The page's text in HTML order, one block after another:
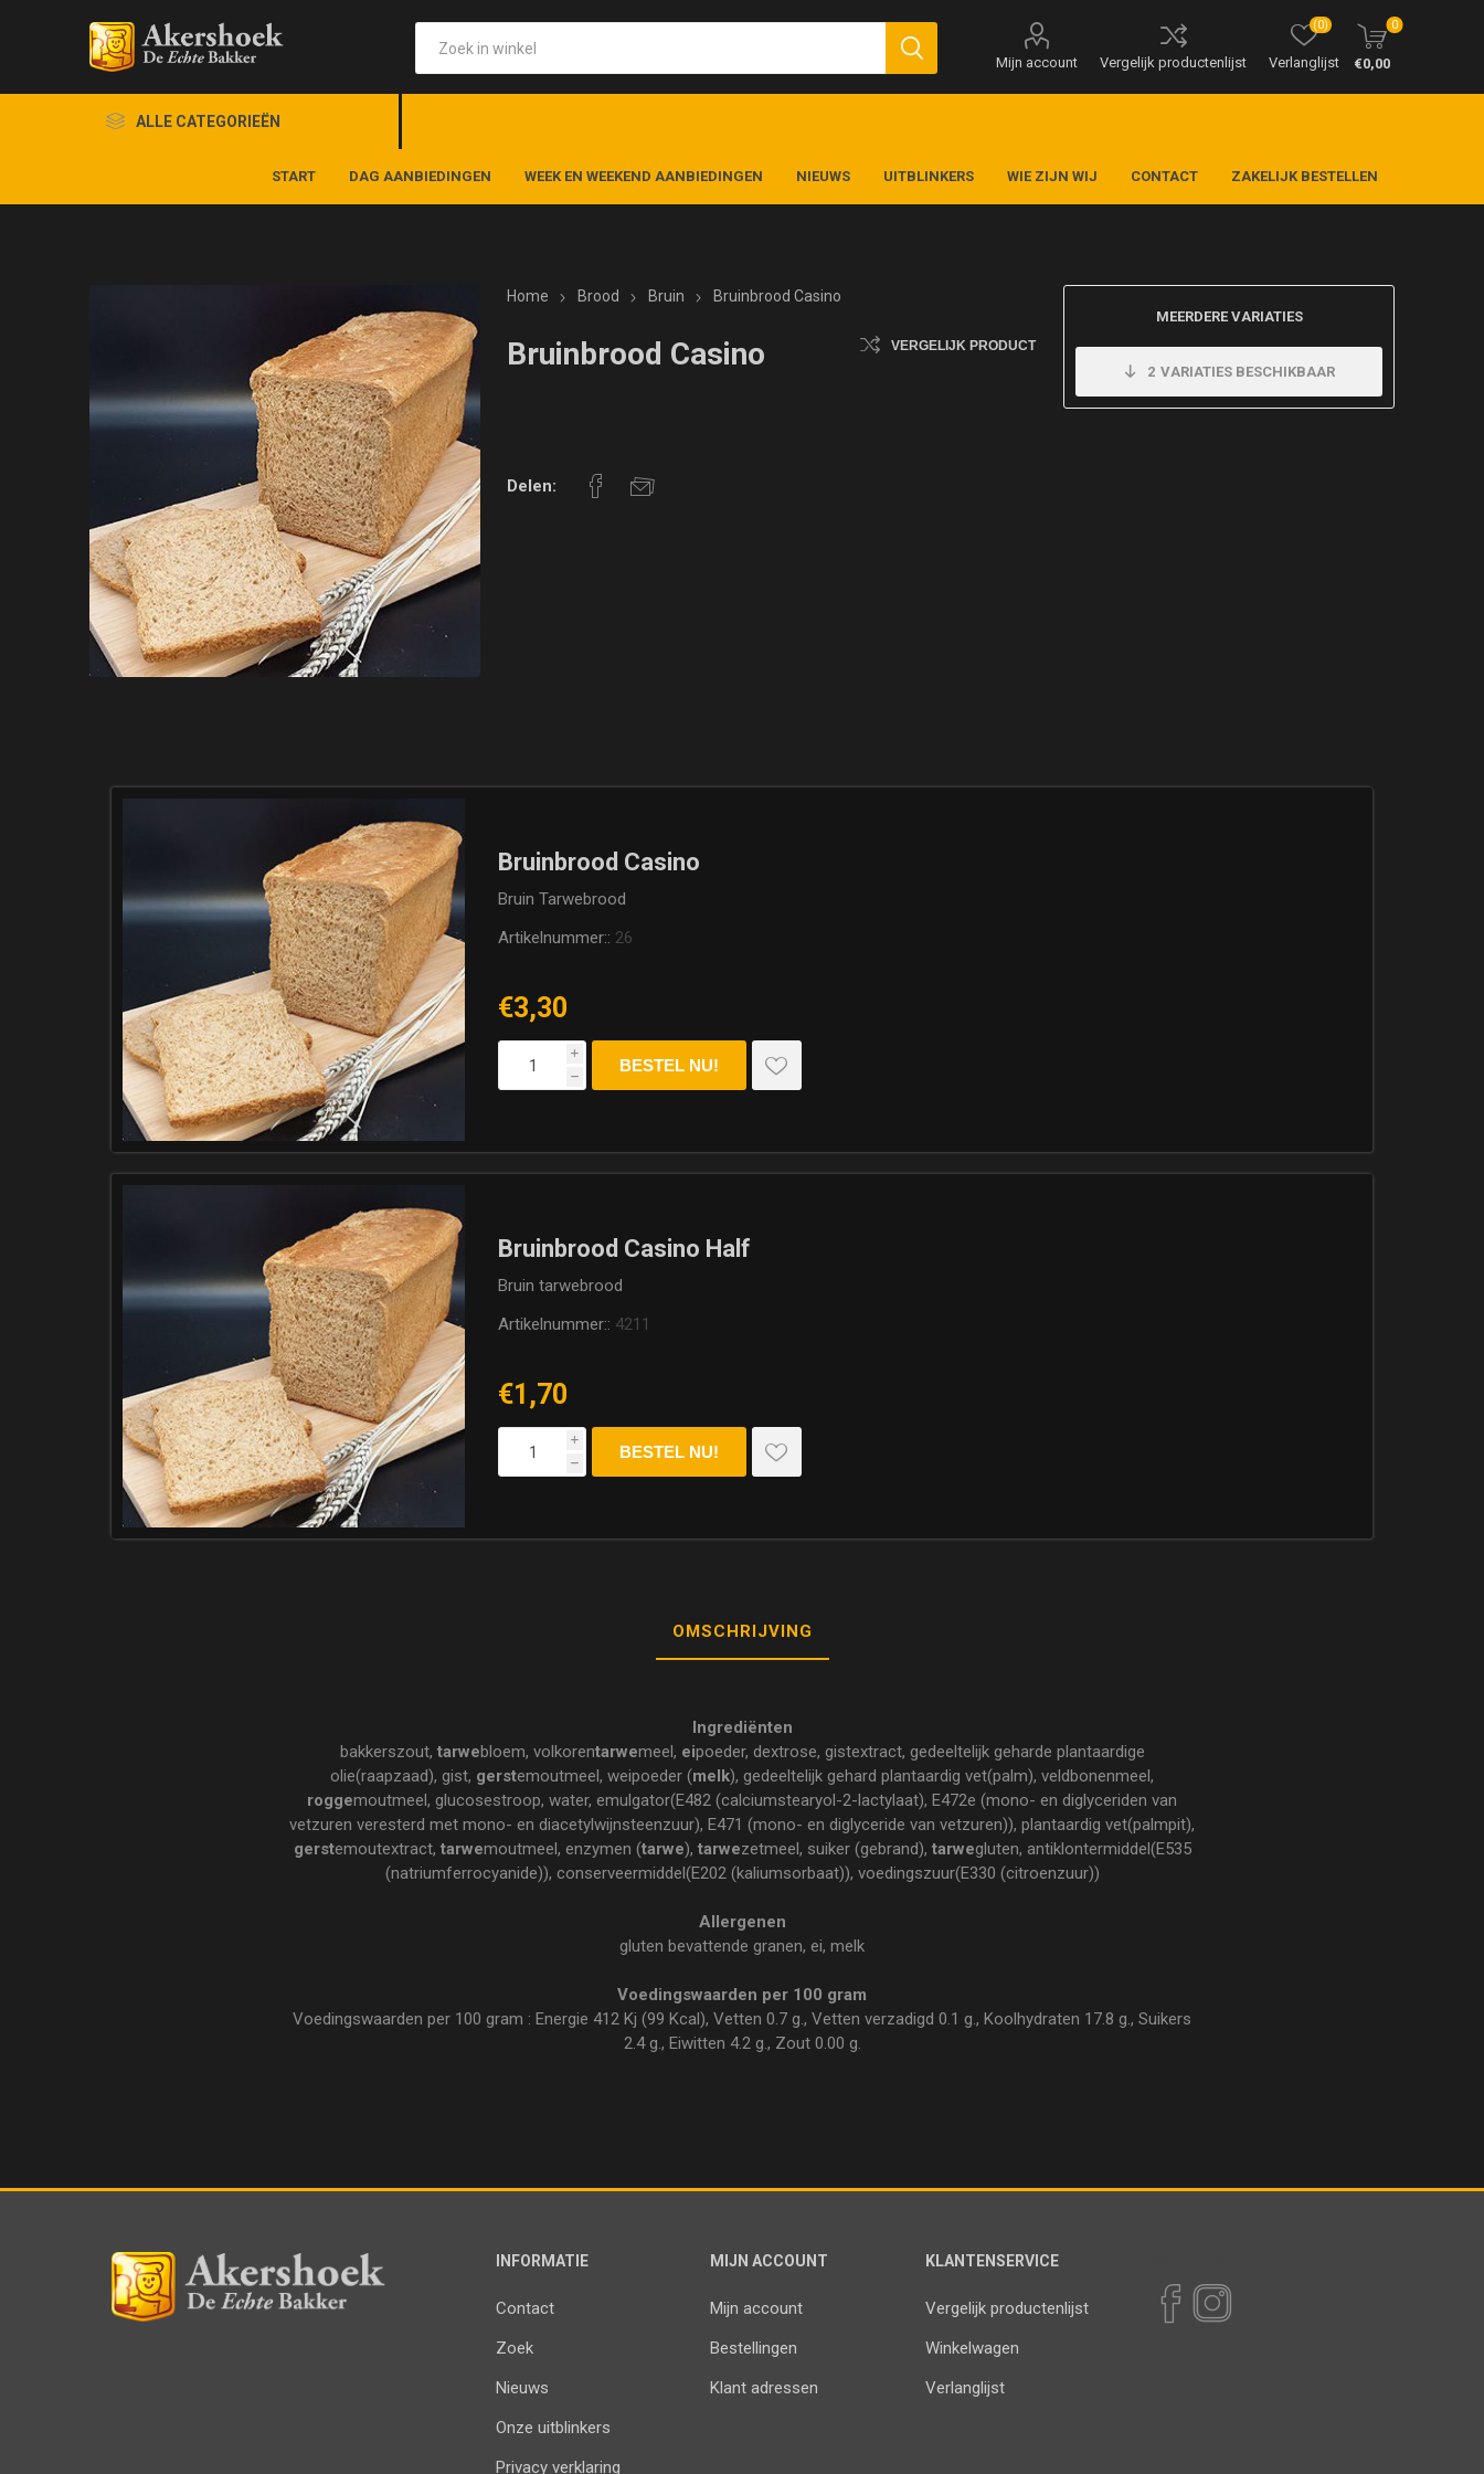
Mijn account Vergelijk productenlijst Verlanglijst
(0) 0
€0,00
ALLE CATEGORIEËN
START DAG AANBIEDINGEN WEEK EN WEEKEND AANBIEDINGEN NIEUWS UITBLINKERS WIE ZIJN WIJ CONTACT ZAKELIJK BESTELLEN
Home Brood Bruin Bruinbrood Casino
Bruinbrood Casino VERGELIJK PRODUCT
MEERDERE VARIATIES
2 VARIATIES BESCHIKBAAR
Delen:
Bruinbrood Casino
Bruin Tarwebrood
Artikelnummer:: 26
€3,30
i
h
Bruinbrood Casino Half
Bruin tarwebrood
Artikelnummer:: 4211
€1,70
i
h
OMSCHRIJVING
Ingrediënten
bakkerszout, tarwebloem, volkorentarwemeel, eipoeder, dextrose, gistextract, gedeeltelijk geharde plantaardige
olie(raapzaad), gist, gerstemoutmeel, weipoeder (melk), gedeeltelijk gehard plantaardig vet(palm), veldbonenmeel,
roggemoutmeel, glucosestroop, water, emulgator(E482 (calciumstearyol-2-lactylaat), E472e (mono- en diglyceriden van
vetzuren veresterd met mono- en diacetylwijnsteenzuur), E471 (mono- en diglyceride van vetzuren)), plantaardig vet(palmpit),
gerstemoutextract, tarwemoutmeel, enzymen (tarwe), tarwezetmeel, suiker (gebrand), tarwegluten, antiklontermiddel(E535
(natriumferrocyanide)), conserveermiddel(E202 (kaliumsorbaat)), voedingszuur(E330 (citroenzuur))
Allergenen
gluten bevattende granen, ei, melk
Voedingswaarden per 100 gram
Voedingswaarden per 100 gram : Energie 412 Kj (99 Kcal), Vetten 0.7 g., Vetten verzadigd 0.1 g., Koolhydraten 17.8 g., Suikers
2.4 g., Eiwitten 4.2 g., Zout 0.00 g.
INFORMATIE
Contact
Zoek
Nieuws
Onze uitblinkers
Privacy verklaring
MIJN ACCOUNT
Mijn account
Bestellingen
Klant adressen
KLANTENSERVICE
Vergelijk productenlijst
Winkelwagen
Verlanglijst